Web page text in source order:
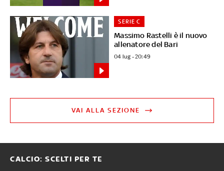
Massimo Rastelli è il nuovo
allenatore del Bari
SERIE C
04 lug - 20:49
VAI ALLA SEZIONE
CALCIO: SCELTI PER TE